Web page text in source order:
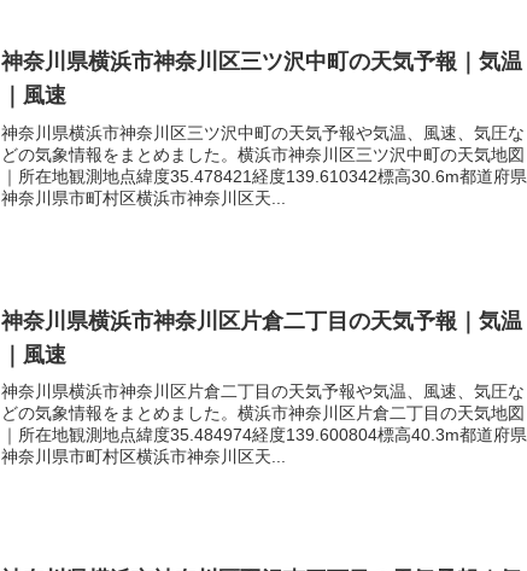
神奈川県横浜市神奈川区三ツ沢中町の天気予報｜気温
｜風速
神奈川県横浜市神奈川区三ツ沢中町の天気予報や気温、風速、気圧な
どの気象情報をまとめました。横浜市神奈川区三ツ沢中町の天気地図
｜所在地観測地点緯度35.478421経度139.610342標高30.6m都道府県
神奈川県市町村区横浜市神奈川区天...
神奈川県横浜市神奈川区片倉二丁目の天気予報｜気温
｜風速
神奈川県横浜市神奈川区片倉二丁目の天気予報や気温、風速、気圧な
どの気象情報をまとめました。横浜市神奈川区片倉二丁目の天気地図
｜所在地観測地点緯度35.484974経度139.600804標高40.3m都道府県
神奈川県市町村区横浜市神奈川区天...